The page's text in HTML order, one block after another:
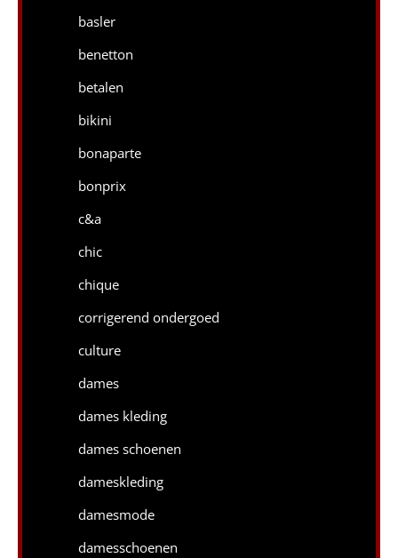
basler
benetton
betalen
bikini
bonaparte
bonprix
c&a
chic
chique
corrigerend ondergoed
culture
dames
dames kleding
dames schoenen
dameskleding
damesmode
damesschoenen